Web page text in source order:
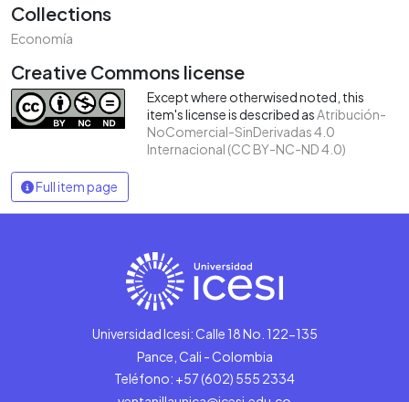
Collections
Economía
Creative Commons license
Except where otherwised noted, this
item's license is described asAtribución-
NoComercial-SinDerivadas 4.0
Internacional (CC BY-NC-ND 4.0)
Full item page
Universidad Icesi: Calle 18 No. 122-135
Pance, Cali - Colombia
Teléfono: +57 (602) 555 2334